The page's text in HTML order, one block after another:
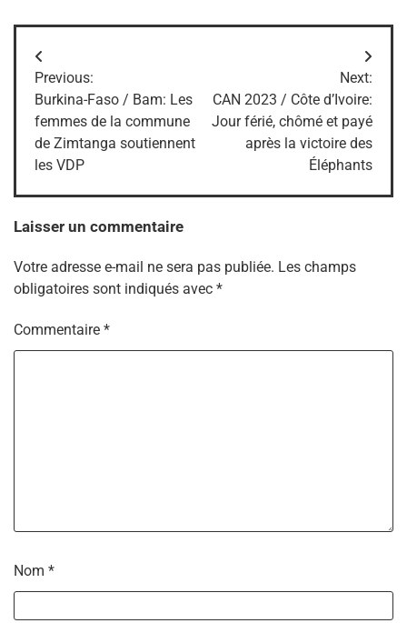
Navigation
de
l’article
Previous:
Burkina-Faso / Bam: Les
femmes de la commune
de Zimtanga soutiennent
les VDP
Next:
CAN 2023 / Côte d’Ivoire:
Jour férié, chômé et payé
après la victoire des
Éléphants
Laisser un commentaire
Votre adresse e-mail ne sera pas publiée. Les champs
obligatoires sont indiqués avec *
Commentaire *
Nom *